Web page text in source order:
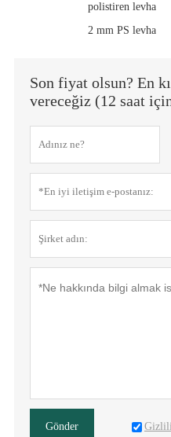
polistiren levha
2 mm PS levha
Son fiyat olsun? En
vereceğiz (12 saat
Gönder